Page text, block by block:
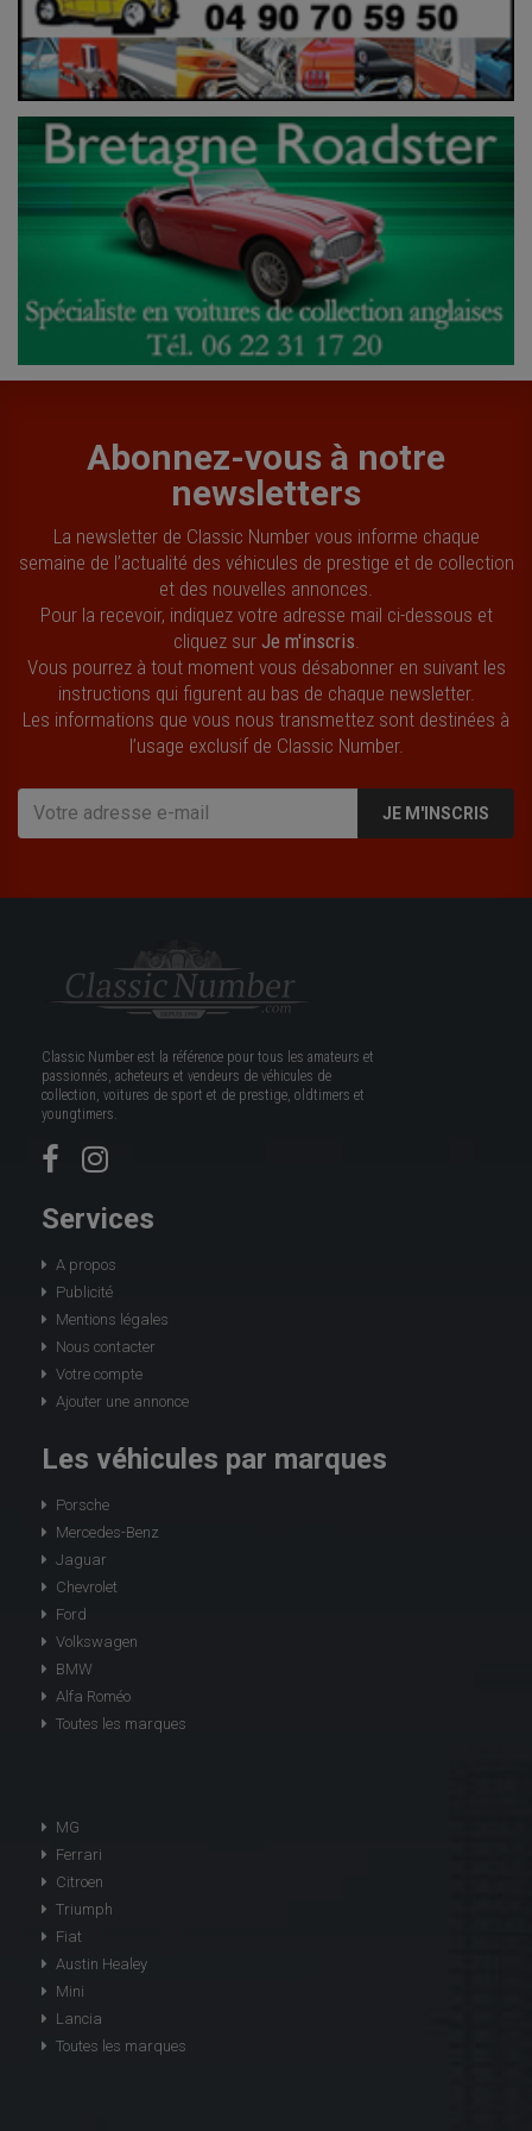
Abonnez-vous à notre
newsletters
La newsletter de Classic Number vous informe chaque
semaine de l’actualité des véhicules de prestige et de collection
et des nouvelles annonces.
Pour la recevoir, indiquez votre adresse mail ci-dessous et
cliquez sur Je m'inscris
Vous pourrez à tout moment vous désabonner en suivant les
instructions qui figurent au bas de chaque newsletter.
Les informations que vous nous transmettez sont destinées à
l’usage exclusif de Classic Number.
JE M'INSCRIS
Classic Number est la référence pour tous les amateurs et
passionnés, acheteurs et vendeurs de véhicules de
collection, voitures de sport et de prestige, oldtimers et
youngtimers.
Services
A propos
Publicité
Mentions légales
Nous contacter
Votre compte
Ajouter une annonce
Les véhicules par marques
Porsche
Mercedes-Benz
Jaguar
Chevrolet
Ford
Volkswagen
BMW
Alfa Roméo
Toutes les marques
MG
Ferrari
Citroen
Triumph
Fiat
Austin Healey
Mini
Lancia
Toutes les marques